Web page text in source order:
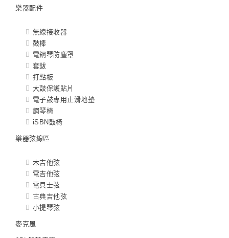
樂器配件
無線接收器
鼓棒
電鋼琴防塵罩
套鈸
打點板
大鼓保護貼片
電子鼓專用止滑地墊
鋼琴椅
iSBN鼓椅
樂器弦線區
木吉他弦
電吉他弦
電貝士弦
古典吉他弦
小提琴弦
麥克風